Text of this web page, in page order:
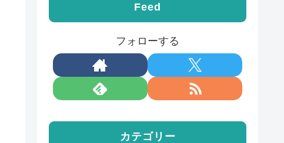
Feed
フォローする
カテゴリー